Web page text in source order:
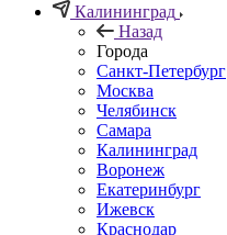
Калининград
Назад
Города
Санкт-Петербург
Москва
Челябинск
Самара
Калининград
Воронеж
Екатеринбург
Ижевск
Краснодар